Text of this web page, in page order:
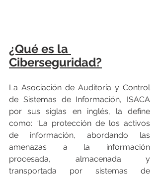
¿Qué es la
Ciberseguridad?
La Asociación de Auditoría y Control
de Sistemas de Información, ISACA
por sus siglas en inglés, la define
como: “La protección de los activos
de información, abordando las
amenazas a la información
procesada, almacenada y
transportada por sistemas de